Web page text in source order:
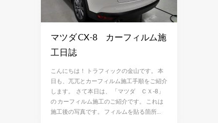
マツダ CX-8 カーフィルム施
工日誌
こんにちは！ トラフィックの金山です。 本
日も、兀兀とカーフィルム施工手順をご紹介
します。 さて本日は、 「マツダ ＣＸ-8」
の カーフィルム施工のご紹介です。 これは
施工後の写真です。 フィルムを貼る箇所…